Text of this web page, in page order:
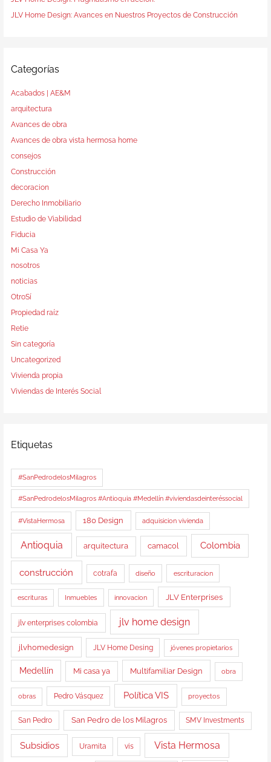
JLV Home Design: Avances en Nuestros Proyectos de Construcción
Categorías
Acabados | AE&M
arquitectura
Avances de obra
Avances de obra vista hermosa home
consejos
Construcción
decoracion
Derecho Inmobiliario
Estudio de Viabilidad
Fiducia
Mi Casa Ya
nosotros
noticias
OtroSí
Propiedad raíz
Retie
Sin categoría
Uncategorized
Vivienda propia
Viviendas de Interés Social
Etiquetas
#SanPedrodelosMilagros
#SanPedrodelosMilagros #Antioquia #Medellín #viviendasdeinteréssocial
#VistaHermosa 180 Design adquisicion vivienda
Antioquia arquitectura camacol Colombia
construcción cotrafa diseño escrituracion
escrituras Inmuebles innovacion JLV Enterprises
jlv enterprises colombia jlv home design
jlvhomedesign JLV Home Desing jóvenes propietarios
Medellín Mi casa ya Multifamiliar Design obra
obras Pedro Vásquez Política VIS proyectos
San Pedro San Pedro de los Milagros SMV Investments
Subsidios Uramita vis Vista Hermosa